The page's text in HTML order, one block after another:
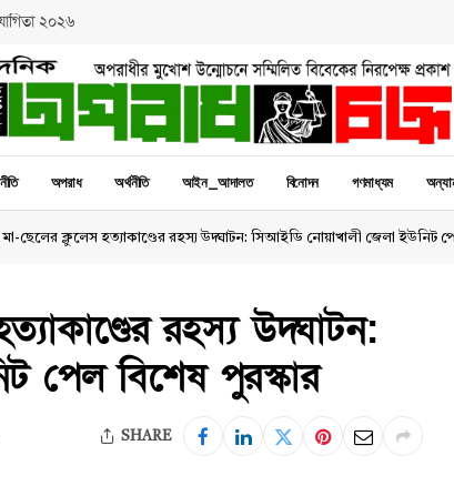
২০২৬
অপরাধ অর্থনীতি আইন_আদালত বিনোদন গণমাধ্যম
ছেলের ক্লুলেস হত্যাকাণ্ডের রহস্য উদ্ঘাটন: সিআইডি নোয়াখালী জেলা ইউনিট
রহস্য উদ্ঘাটন:
পেল বিশেষ পুরস্কার
SHARE